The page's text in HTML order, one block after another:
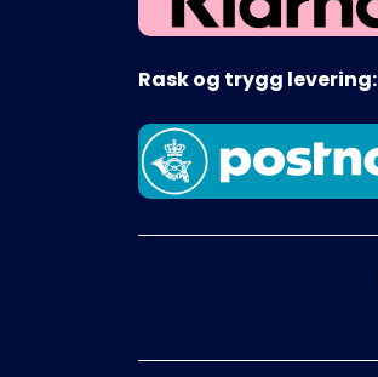
Rask og trygg levering: